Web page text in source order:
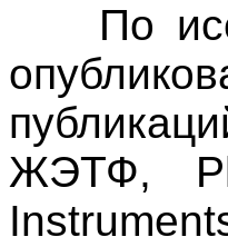
По
ЖЭТФ,